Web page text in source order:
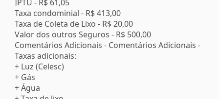
IPTU - R$ 61,05
Taxa condominial - R$ 413,00
Taxa de Coleta de Lixo - R$ 20,00
Valor dos outros Seguros - R$ 500,00
Comentários Adicionais - Comentários Adicionais -
Taxas adicionais:
+ Luz (Celesc)
+ Gás
+ Água